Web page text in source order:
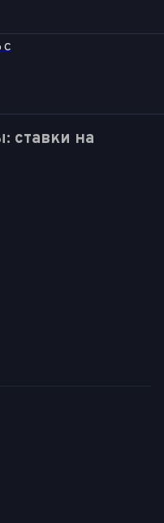
С
ставки на